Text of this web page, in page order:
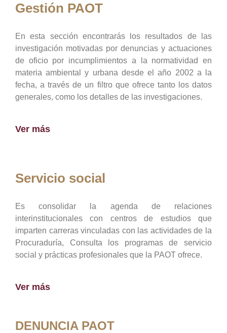
Gestión PAOT
En esta sección encontrarás los resultados de las
investigación motivadas por denuncias y actuaciones
de oficio por incumplimientos a la normatividad en
materia ambiental y urbana desde el año 2002 a la
fecha, a través de un filtro que ofrece tanto los datos
generales, como los detalles de las investigaciones.
Ver más
Servicio social
Es consolidar la agenda de relaciones
interinstitucionales con centros de estudios que
imparten carreras vinculadas con las actividades de la
Procuraduría, Consulta los programas de servicio
social y prácticas profesionales que la PAOT ofrece.
Ver más
DENUNCIA PAOT